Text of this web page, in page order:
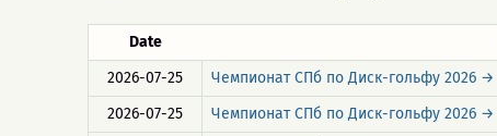
Date
2026-07-25
Чемпионат СПб по Диск-гольфу 2026
2026-07-25
Чемпионат СПб по Диск-гольфу 2026